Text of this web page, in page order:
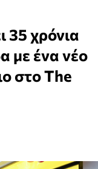
35 χρόνια
με ένα νέο
στο The